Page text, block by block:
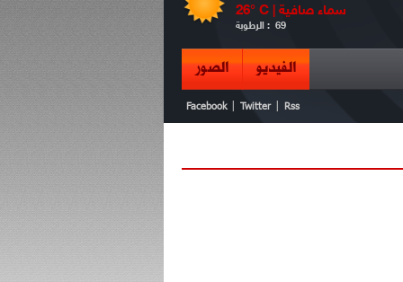
26° C | سماء صافية
الرطوبة : 69
الفيديو الصور
Facebook Twitter Rss